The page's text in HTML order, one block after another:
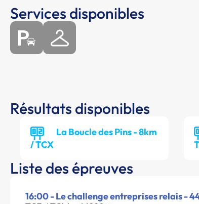
Services disponibles
Résultats disponibles
La Boucle des Pins - 8km
/ TCX
Liste des épreuves
16:00 - Le challenge entreprises relais -